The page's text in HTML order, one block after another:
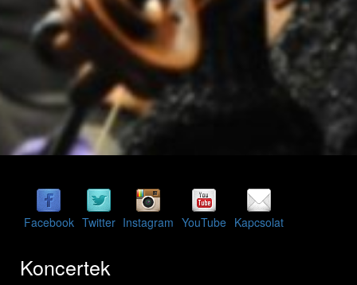
Facebook Twitter Instagram YouTube Kapcsolat
Koncertek